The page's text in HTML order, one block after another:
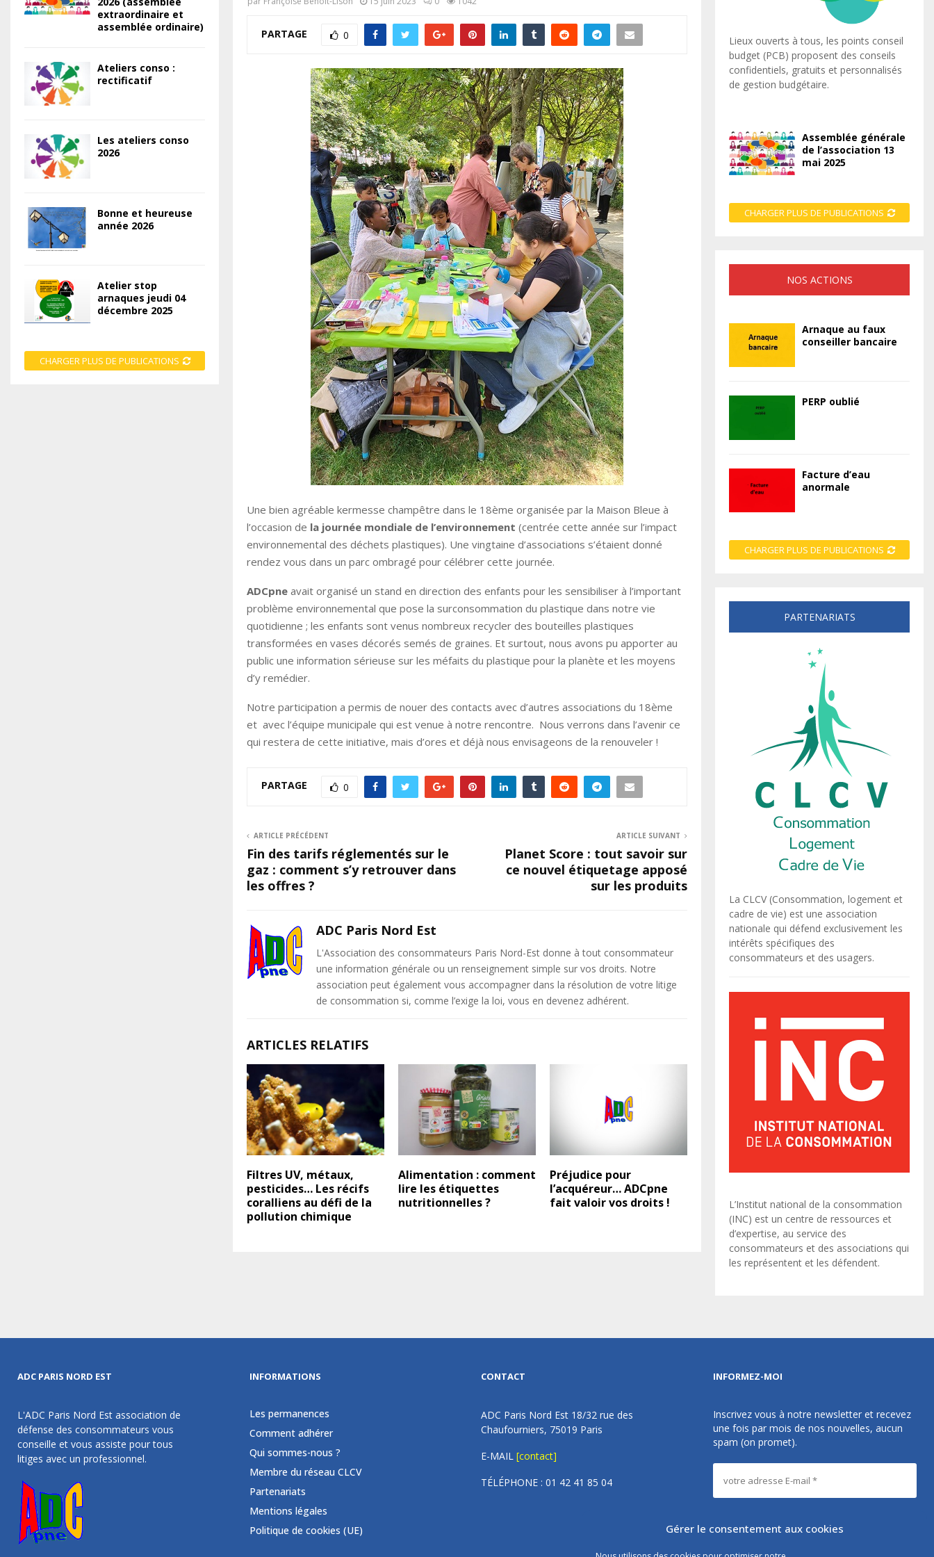
Gérer le consentement aux cookies
PARTAGE 0
Une bien agréable kermesse champêtre dans le 18ème organisée par la Maison Bleue à
l’occasion de la journée mondiale de l’environnement (centrée cette année sur l’impact
environnemental des déchets plastiques). Une vingtaine d’associations s’étaient donné
rendez vous dans un parc ombragé pour célébrer cette journée.
ADCpne avait organisé un stand en direction des enfants pour les sensibiliser à l’important
problème environnemental que pose la surconsommation du plastique dans notre vie
quotidienne ; les enfants sont venus nombreux recycler des bouteilles plastiques
transformées en vases décorés semés de graines. Et surtout, nous avons pu apporter au
public une information sérieuse sur les méfaits du plastique pour la planète et les moyens
d’y remédier.
Notre participation a permis de nouer des contacts avec d’autres associations du 18ème
et avec l’équipe municipale qui est venue à notre rencontre. Nous verrons dans l’avenir ce
qui restera de cette initiative, mais d’ores et déjà nous envisageons de la renouveler !
PARTAGE 0
ARTICLE PRÉCÉDENT
Fin des tarifs réglementés sur le
gaz : comment s’y retrouver dans
les offres ?
ARTICLE SUIVANT
Planet Score : tout savoir sur
ce nouvel étiquetage apposé
sur les produits
ADC Paris Nord Est
L'Association des consommateurs Paris Nord-Est donne à tout consommateur
une information générale ou un renseignement simple sur vos droits. Notre
association peut également vous accompagner dans la résolution de votre litige
de consommation si, comme l’exige la loi, vous en devenez adhérent.
ARTICLES RELATIFS
Filtres UV, métaux,
pesticides… Les récifs
coralliens au défi de la
pollution chimique
Alimentation : comment
lire les étiquettes
nutritionnelles ?
Préjudice pour
l’acquéreur… ADCpne
fait valoir vos droits !
extraordinaire et
assemblée ordinaire)
Ateliers conso :
rectificatif
Les ateliers conso
2026
Bonne et heureuse
année 2026
Atelier stop
arnaques jeudi 04
décembre 2025
CHARGER PLUS DE PUBLICATIONS
Lieux ouverts à tous, les points conseil
budget (PCB) proposent des conseils
confidentiels, gratuits et personnalisés
de gestion budgétaire.
Assemblée générale
de l’association 13
mai 2025
CHARGER PLUS DE PUBLICATIONS
NOS ACTIONS
Arnaque au faux
conseiller bancaire
PERP oublié
Facture d’eau
anormale
CHARGER PLUS DE PUBLICATIONS
PARTENARIATS
La CLCV (Consommation, logement et
cadre de vie) est une association
nationale qui défend exclusivement les
intérêts spécifiques des
consommateurs et des usagers.
L’Institut national de la consommation
(INC) est un centre de ressources et
d’expertise, au service des
consommateurs et des associations qui
les représentent et les défendent.
ADC PARIS NORD EST
L'ADC Paris Nord Est association de
défense des consommateurs vous
conseille et vous assiste pour tous
litiges avec un professionnel.
INFORMATIONS
Les permanences
Comment adhérer
Qui sommes-nous ?
Membre du réseau CLCV
Partenariats
Mentions légales
Politique de cookies (UE)
CONTACT
ADC Paris Nord Est 18/32 rue des
Chaufourniers, 75019 Paris
E-MAIL [contact]
TÉLÉPHONE : 01 42 41 85 04
INFORMEZ-MOI
Inscrivez vous à notre newsletter et recevez
une fois par mois de nos nouvelles, aucun
spam (on promet).